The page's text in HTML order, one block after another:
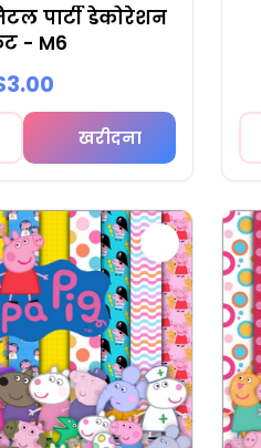
पार्टी डेकोरेशन
- M6
खरीदना